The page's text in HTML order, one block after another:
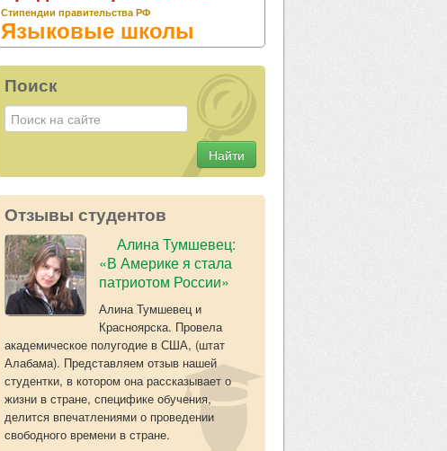
Стипендии правительства РФ
Языковые школы
Поиск
Найти
Отзывы студентов
Алина Тумшевец:
«В Америке я стала
патриотом России»
Алина Тумшевец и
Красноярска. Провела
академическое полугодие в США, (штат
Алабама). Представляем отзыв нашей
студентки, в котором она рассказывает о
жизни в стране, специфике обучения,
делится впечатлениями о проведении
свободного времени в стране.